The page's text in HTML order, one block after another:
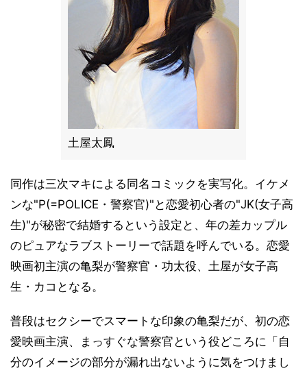
土屋太鳳
同作は三次マキによる同名コミックを実写化。イケメ
ンな"P(=POLICE・警察官)"と恋愛初心者の"JK(女子高
生)"が秘密で結婚するという設定と、年の差カップル
のピュアなラブストーリーで話題を呼んでいる。恋愛
映画初主演の亀梨が警察官・功太役、土屋が女子高
生・カコとなる。
普段はセクシーでスマートな印象の亀梨だが、初の恋
愛映画主演、まっすぐな警察官という役どころに「自
分のイメージの部分が漏れ出ないように気をつけまし